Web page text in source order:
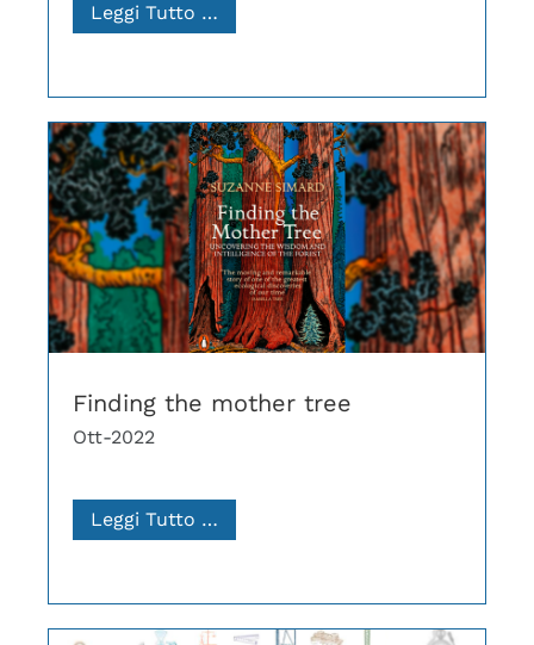
Leggi Tutto …
Finding the mother tree
Ott-2022
Leggi Tutto …